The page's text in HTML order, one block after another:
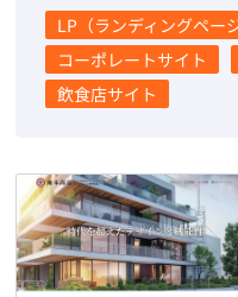
LP（ランディングページ
コーポレートサイト
飲食店サイト